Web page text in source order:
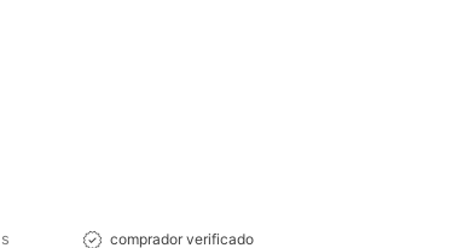
comprador verificado